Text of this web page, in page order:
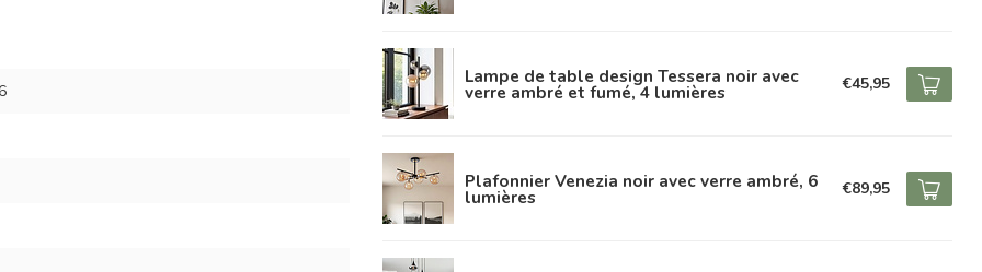
Lampe de table design Tessera noir avec
verre ambré et fumé, 4 lumières €45,95
Plafonnier Venezia noir avec verre ambré, 6
lumières €89,95